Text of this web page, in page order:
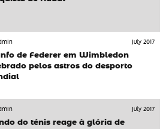
July 2017
de Federer em Wimbledon
pelos astros do desporto
July 2017
do ténis reage à glória de